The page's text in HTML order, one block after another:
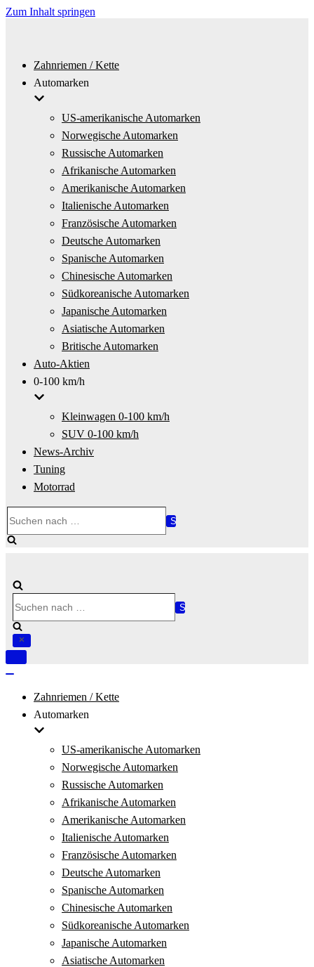
Zum Inhalt springen
Zahnriemen / Kette
Automarken
US-amerikanische Automarken
Norwegische Automarken
Russische Automarken
Afrikanische Automarken
Amerikanische Automarken
Italienische Automarken
Französische Automarken
Deutsche Automarken
Spanische Automarken
Chinesische Automarken
Südkoreanische Automarken
Japanische Automarken
Asiatische Automarken
Britische Automarken
Auto-Aktien
0-100 km/h
Kleinwagen 0-100 km/h
SUV 0-100 km/h
News-Archiv
Tuning
Motorrad
nach …
nach …
Navigation
Zahnriemen / Kette
Automarken
US-amerikanische Automarken
Norwegische Automarken
Russische Automarken
Afrikanische Automarken
Amerikanische Automarken
Italienische Automarken
Französische Automarken
Deutsche Automarken
Spanische Automarken
Chinesische Automarken
Südkoreanische Automarken
Japanische Automarken
Asiatische Automarken